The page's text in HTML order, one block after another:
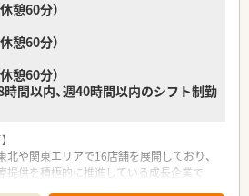
憩60分）
憩60分）
憩60分）
間以内、週40時間以内のシフト制勤
や関東エリアで16店舗を展開しており、
提供を積極的に推進している成長企業で